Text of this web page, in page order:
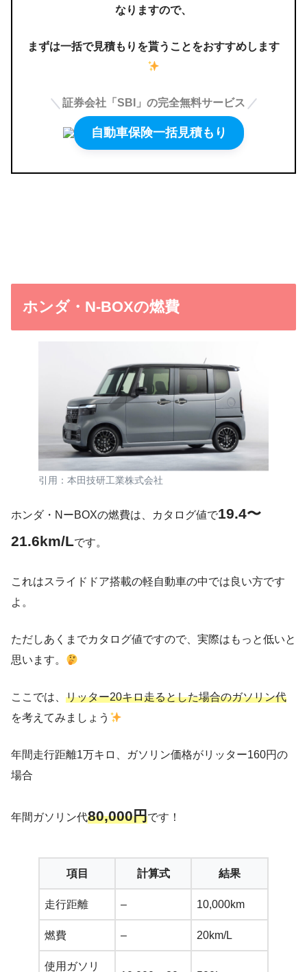
なりますので、
まずは一括で見積もりを貰うことをおすすめします
証券会社「SBI」の完全無料サービス
自動車保険一括見積もり
ホンダ・N-BOXの燃費
引用：本田技研工業株式会社
ホンダ・NーBOXの燃費は、カタログ値で19.4〜
21.6km/Lです。
これはスライドドア搭載の軽自動車の中では良い方です
よ。
ただしあくまでカタログ値ですので、実際はもっと低いと
思います。
ここでは、 リッター20キロ走るとした場合のガソリン代
を考えてみましょう
年間走行距離1万キロ、ガソリン価格がリッター160円の
場合
年間ガソリン代80,000円です！
項目 計算式 結果
走行距離 – 10,000km
燃費 – 20km/L
使用ガソリ